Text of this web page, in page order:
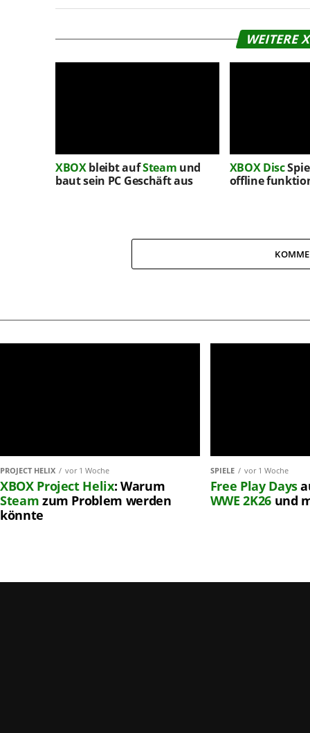
WEITERE
XBOXbleibt aufSteam und
baut sein PC Geschäft aus
XBOX Disc
offline
PROJECT HELIX vor 1 Woche
XBOX Project Helix: Warum
Steam zum Problem werden
könnte
SPIELE vor 1 Woche
Free Play Days
WWE 2K26und